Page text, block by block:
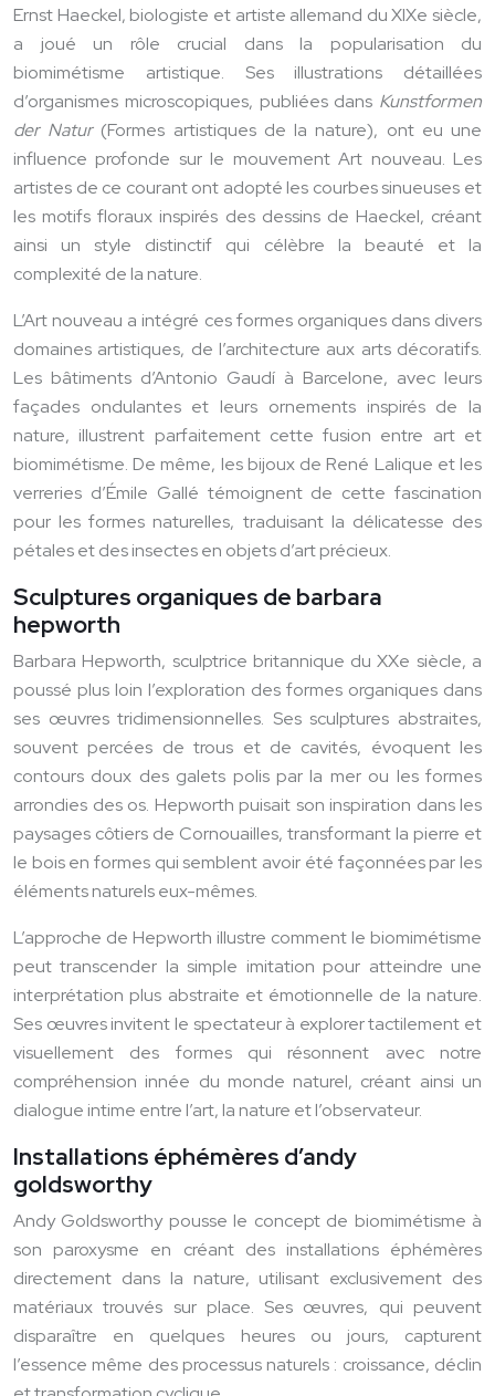
Ernst Haeckel, biologiste et artiste allemand du XIXe siècle,
a joué un rôle crucial dans la popularisation du
biomimétisme artistique. Ses illustrations détaillées
d’organismes microscopiques, publiées dans Kunstformen
der Natur (Formes artistiques de la nature), ont eu une
influence profonde sur le mouvement Art nouveau. Les
artistes de ce courant ont adopté les courbes sinueuses et
les motifs floraux inspirés des dessins de Haeckel, créant
ainsi un style distinctif qui célèbre la beauté et la
complexité de la nature.
L’Art nouveau a intégré ces formes organiques dans divers
domaines artistiques, de l’architecture aux arts décoratifs.
Les bâtiments d’Antonio Gaudí à Barcelone, avec leurs
façades ondulantes et leurs ornements inspirés de la
nature, illustrent parfaitement cette fusion entre art et
biomimétisme. De même, les bijoux de René Lalique et les
verreries d’Émile Gallé témoignent de cette fascination
pour les formes naturelles, traduisant la délicatesse des
pétales et des insectes en objets d’art précieux.
Sculptures organiques de barbara
hepworth
Barbara Hepworth, sculptrice britannique du XXe siècle, a
poussé plus loin l’exploration des formes organiques dans
ses œuvres tridimensionnelles. Ses sculptures abstraites,
souvent percées de trous et de cavités, évoquent les
contours doux des galets polis par la mer ou les formes
arrondies des os. Hepworth puisait son inspiration dans les
paysages côtiers de Cornouailles, transformant la pierre et
le bois en formes qui semblent avoir été façonnées par les
éléments naturels eux-mêmes.
L’approche de Hepworth illustre comment le biomimétisme
peut transcender la simple imitation pour atteindre une
interprétation plus abstraite et émotionnelle de la nature.
Ses œuvres invitent le spectateur à explorer tactilement et
visuellement des formes qui résonnent avec notre
compréhension innée du monde naturel, créant ainsi un
dialogue intime entre l’art, la nature et l’observateur.
Installations éphémères d’andy
goldsworthy
Andy Goldsworthy pousse le concept de biomimétisme à
son paroxysme en créant des installations éphémères
directement dans la nature, utilisant exclusivement des
matériaux trouvés sur place. Ses œuvres, qui peuvent
disparaître en quelques heures ou jours, capturent
l’essence même des processus naturels : croissance, déclin